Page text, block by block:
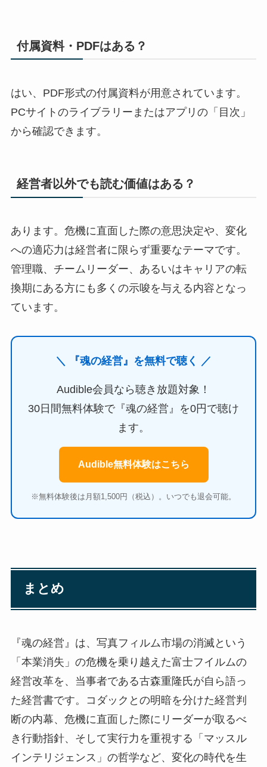
付属資料・PDFはある？
はい、PDF形式の付属資料が用意されています。
PCサイトのライブラリーまたはアプリの「目次」
から確認できます。
経営者以外でも読む価値はある？
あります。危機に直面した際の意思決定や、変化
への適応力は経営者に限らず重要なテーマです。
管理職、チームリーダー、あるいはキャリアの転
換期にある方にも多くの示唆を与える内容となっ
ています。
＼ 『魂の経営』を無料で聴く ／
Audible会員なら聴き放題対象！
30日間無料体験で『魂の経営』を0円で聴け
ます。
Audible無料体験はこちら
※無料体験後は月額1,500円（税込）。いつでも退会可能。
まとめ
『魂の経営』は、写真フィルム市場の消滅という
「本業消失」の危機を乗り越えた富士フイルムの
経営改革を、当事者である古森重隆氏が自ら語っ
た経営書です。コダックとの明暗を分けた経営判
断の内幕、危機に直面した際にリーダーが取るべ
き行動指針、そして実行力を重視する「マッスル
インテリジェンス」の哲学など、変化の時代を生